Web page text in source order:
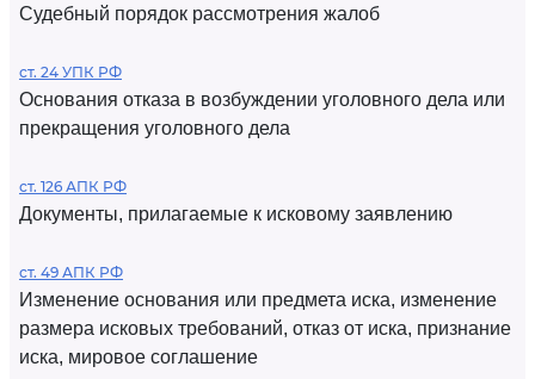
Судебный порядок рассмотрения жалоб
ст. 24 УПК РФ
Основания отказа в возбуждении уголовного дела или
прекращения уголовного дела
ст. 126 АПК РФ
Документы, прилагаемые к исковому заявлению
ст. 49 АПК РФ
Изменение основания или предмета иска, изменение
размера исковых требований, отказ от иска, признание
иска, мировое соглашение